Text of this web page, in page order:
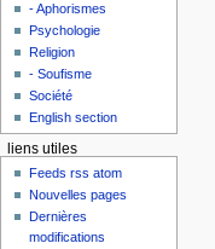
- Aphorismes
Psychologie
Religion
- Soufisme
Société
English section
liens utiles
Feeds rss atom
Nouvelles pages
Dernières
modifications